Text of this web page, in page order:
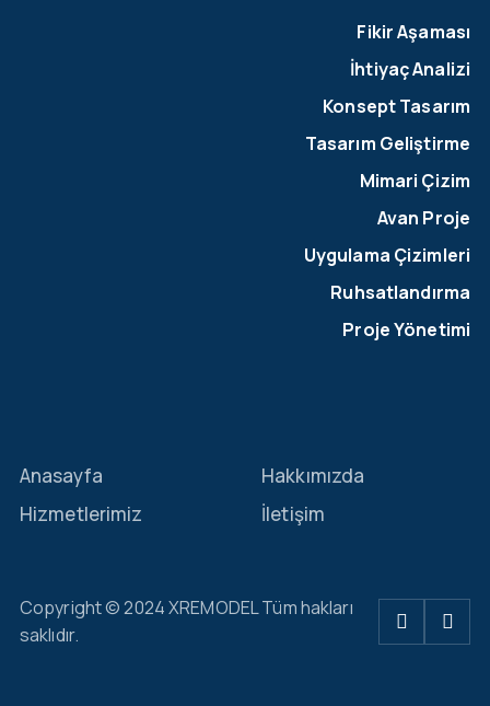
Fikir Aşaması
İhtiyaç Analizi
Konsept Tasarım
Tasarım Geliştirme
Mimari Çizim
Avan Proje
Uygulama Çizimleri
Ruhsatlandırma
Proje Yönetimi
Anasayfa
Hakkımızda
Hizmetlerimiz
İletişim
Copyright © 2024 XREMODEL Tüm hakları
saklıdır.